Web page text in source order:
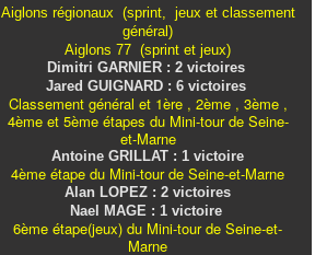
Aiglons régionaux (sprint, jeux et classement
général)
Aiglons 77 (sprint et jeux)
Dimitri GARNIER : 2 victoires
Jared GUIGNARD : 6 victoires
Classement général et 1ère , 2ème , 3ème ,
4ème et 5ème étapes du Mini-tour de Seine-
et-Marne
Antoine GRILLAT : 1 victoire
4ème étape du Mini-tour de Seine-et-Marne
Alan LOPEZ : 2 victoires
Nael MAGE : 1 victoire
6ème étape(jeux) du Mini-tour de Seine-et-
Marne